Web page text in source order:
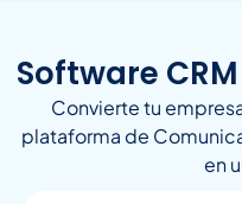
Software
Convierte tu
plataforma de
en